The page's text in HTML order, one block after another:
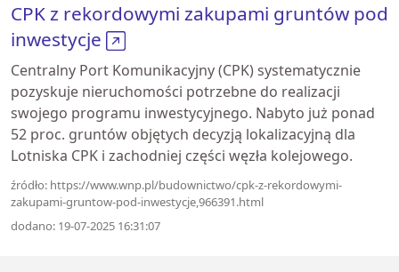
CPK z rekordowymi zakupami gruntów pod
inwestycje
Centralny Port Komunikacyjny (CPK) systematycznie
pozyskuje nieruchomości potrzebne do realizacji
swojego programu inwestycyjnego. Nabyto już ponad
52 proc. gruntów objętych decyzją lokalizacyjną dla
Lotniska CPK i zachodniej części węzła kolejowego.
źródło: https://www.wnp.pl/budownictwo/cpk-z-rekordowymi-
zakupami-gruntow-pod-inwestycje,966391.html
dodano: 19-07-2025 16:31:07